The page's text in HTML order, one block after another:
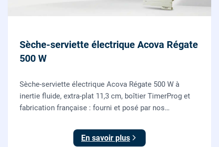
Sèche-serviette électrique Acova Régate
500 W
Sèche-serviette électrique Acova Régate 500 W à
inertie fluide, extra-plat 11,3 cm, boîtier TimerProg et
fabrication française : fourni et posé par nos
En savoir plus